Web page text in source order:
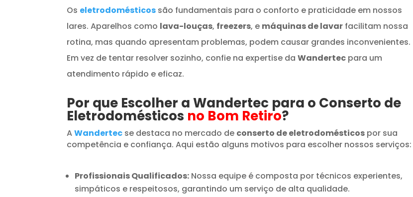
Os eletrodomésticos são fundamentais para o conforto e praticidade em nossos
lares. Aparelhos como lava-louças, freezers, e máquinas de lavar facilitam nossa
rotina, mas quando apresentam problemas, podem causar grandes inconvenientes.
Em vez de tentar resolver sozinho, confie na expertise daWandertec para um
atendimento rápido e eficaz.
Por que Escolher a Wandertec para o Conserto de
Eletrodomésticos no Bom Retiro?
AWandertec se destaca no mercado de conserto de eletrodomésticos por sua
competência e confiança. Aqui estão alguns motivos para escolher nossos serviços:
Profissionais Qualificados: Nossa equipe é composta por técnicos experientes,
simpáticos e respeitosos, garantindo um serviço de alta qualidade.